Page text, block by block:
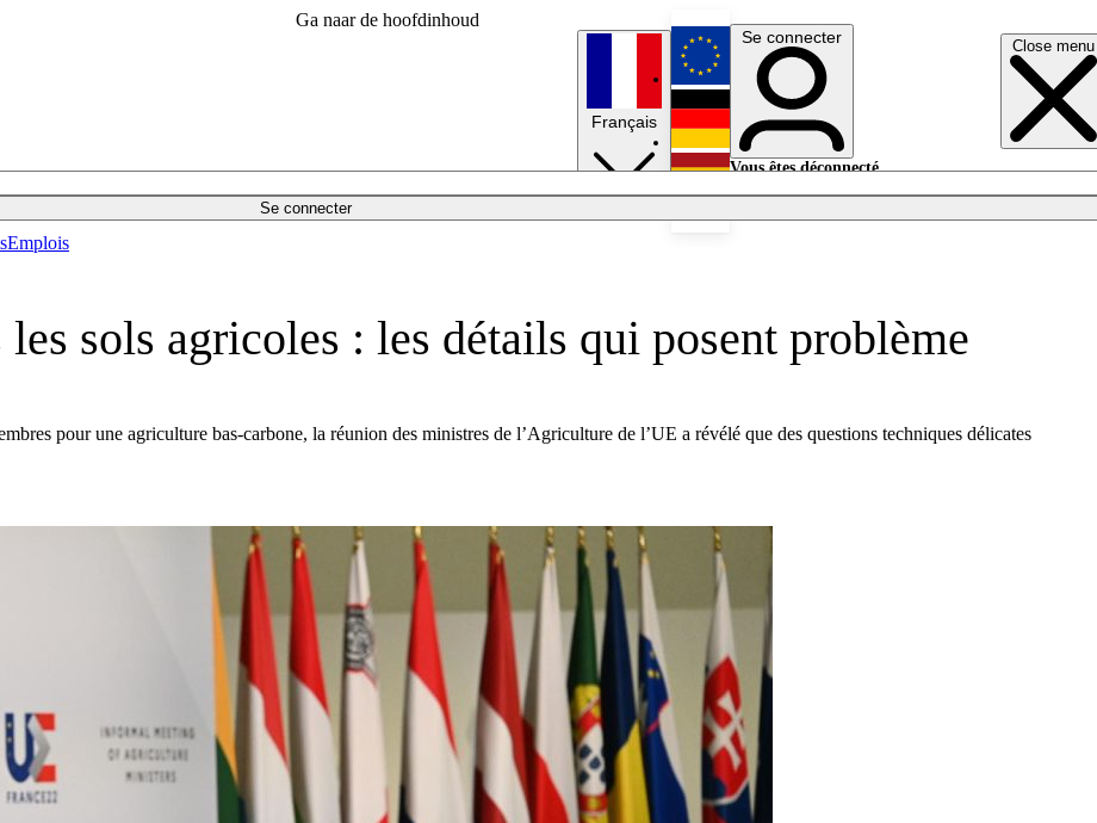
Ga naar de hoofdinhoud
Close menu
Se connecter
Emplois
Français
English
Deutsch
Se connecter
Vous êtes déconnecté.
les sols agricoles : les détails qui posent problème
pour une agriculture bas-carbone, la réunion des ministres de l’Agriculture de l’UE a révélé que des questions techniques délicates